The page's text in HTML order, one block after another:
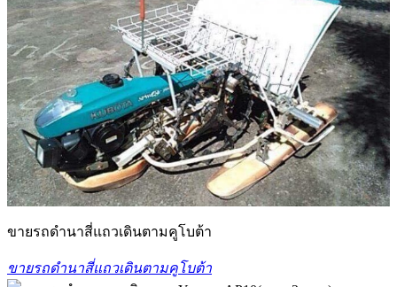
ขายรถดำนาสี่แถวเดินตามคูโบต้า
ขายรถดำนาสี่แถวเดินตามคูโบต้า